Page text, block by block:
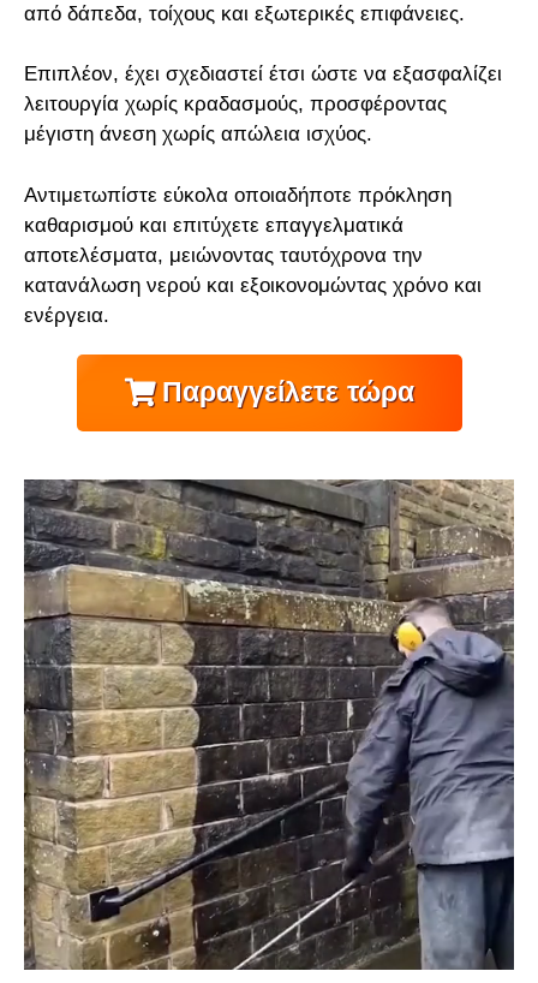
από δάπεδα, τοίχους και εξωτερικές επιφάνειες.
Επιπλέον, έχει σχεδιαστεί έτσι ώστε να εξασφαλίζει
λειτουργία χωρίς κραδασμούς, προσφέροντας
μέγιστη άνεση χωρίς απώλεια ισχύος.
Αντιμετωπίστε εύκολα οποιαδήποτε πρόκληση
καθαρισμού και επιτύχετε επαγγελματικά
αποτελέσματα, μειώνοντας ταυτόχρονα την
κατανάλωση νερού και εξοικονομώντας χρόνο και
ενέργεια.
Παραγγείλετε τώρα